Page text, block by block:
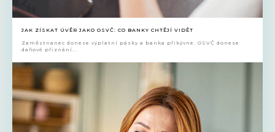
JAK ZÍSKAT ÚVĚR JAKO OSVČ: CO BANKY CHTĚJÍ VIDĚT
Zaměstnanec donese výplatní pásky a banka přikývne. OSVČ donese
daňové přiznání...